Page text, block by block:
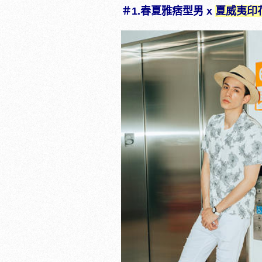
＃1.春夏雅痞型男 x 夏威夷印